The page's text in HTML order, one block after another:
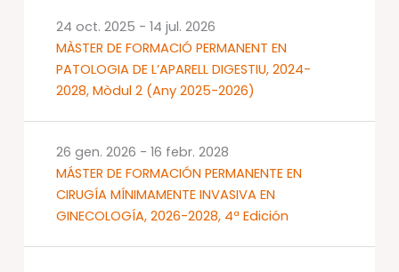
MÀSTER DE FORMACIÓ PERMANENT EN
PATOLOGIA DE L’APARELL DIGESTIU, 2024-
2028, Mòdul 2 (Any 2025-2026)
24 oct. 2025 - 14 jul. 2026
MÁSTER DE FORMACIÓN PERMANENTE EN
CIRUGÍA MÍNIMAMENTE INVASIVA EN
GINECOLOGÍA, 2026-2028, 4ª Edición
26 gen. 2026 - 16 febr. 2028